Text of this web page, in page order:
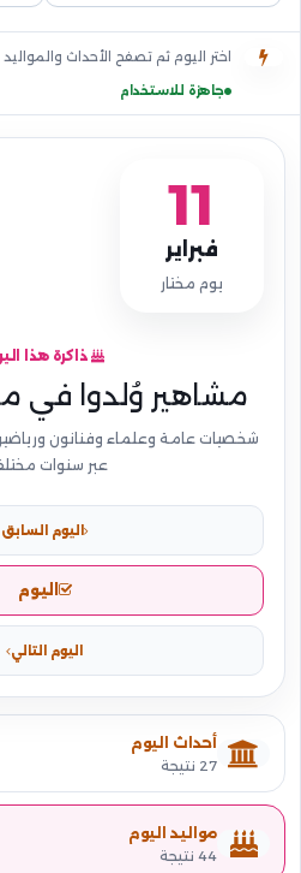
اختر اليوم ثم تصفح الأحداث
جاهزة للاستخدام
11
فبراير
يوم مختار
ذاكرة هذا
مشاهير وُلدوا في
شخصيات عامة وعلماء وفنانون
عبر سنوات
اليوم السابق
اليوم
اليوم التالي
أحداث اليوم
27 نتيجة
مواليد اليوم
44 نتيجة